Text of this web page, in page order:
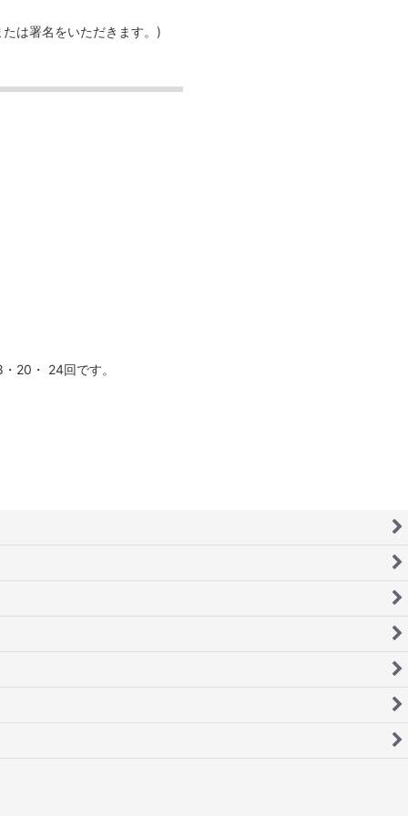
は署名をいただきます。)
20・ 24回です。